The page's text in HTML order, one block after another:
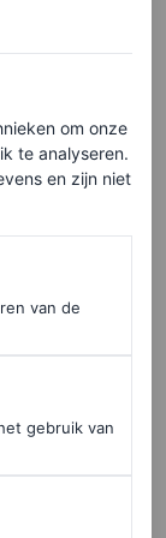
vooral
Denk aanchips
je kaviaar
de puurste
van
kaviaar in
stoot.
om onze
te analyseren.
en zijn niet
van de
gebruik van